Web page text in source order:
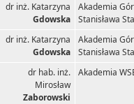
dr inż. Katarzyna
Gdowska
Akademia
Stanisława
dr inż. Katarzyna
Gdowska
Akademia
Stanisława
dr hab. inż.
Mirosław
Zaborowski
Akademia